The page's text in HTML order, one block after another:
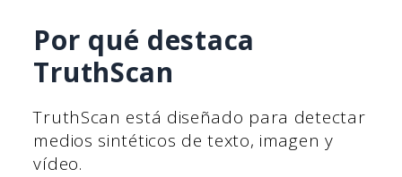
Por qué destaca
TruthScan
TruthScan está diseñado para detectar
medios sintéticos de texto, imagen y
vídeo.